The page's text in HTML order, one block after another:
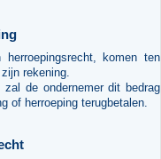
komen ten
rekening.
de ondernemer dit bedrag
of herroeping terugbetalen.